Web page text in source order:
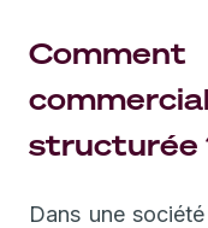
structurée
Dans une